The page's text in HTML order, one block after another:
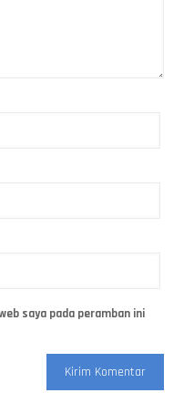
saya pada peramban ini